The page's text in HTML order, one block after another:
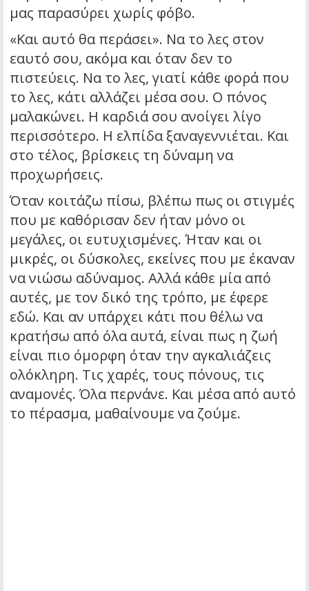
μας παρασύρει χωρίς φόβο.
«Και αυτό θα περάσει». Να το λες στον
εαυτό σου, ακόμα και όταν δεν το
πιστεύεις. Να το λες, γιατί κάθε φορά που
το λες, κάτι αλλάζει μέσα σου. Ο πόνος
μαλακώνει. Η καρδιά σου ανοίγει λίγο
περισσότερο. Η ελπίδα ξαναγεννιέται. Και
στο τέλος, βρίσκεις τη δύναμη να
προχωρήσεις.
Όταν κοιτάζω πίσω, βλέπω πως οι στιγμές
που με καθόρισαν δεν ήταν μόνο οι
μεγάλες, οι ευτυχισμένες. Ήταν και οι
μικρές, οι δύσκολες, εκείνες που με έκαναν
να νιώσω αδύναμος. Αλλά κάθε μία από
αυτές, με τον δικό της τρόπο, με έφερε
εδώ. Και αν υπάρχει κάτι που θέλω να
κρατήσω από όλα αυτά, είναι πως η ζωή
είναι πιο όμορφη όταν την αγκαλιάζεις
ολόκληρη. Τις χαρές, τους πόνους, τις
αναμονές. Όλα περνάνε. Και μέσα από αυτό
το πέρασμα, μαθαίνουμε να ζούμε.